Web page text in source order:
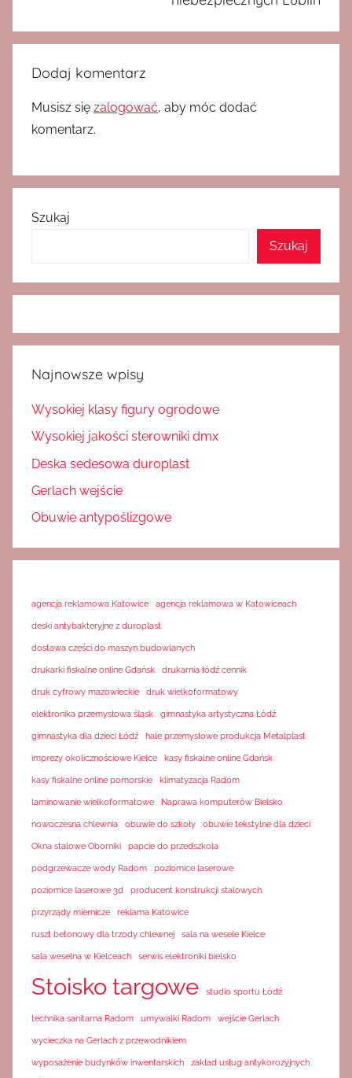
Dodaj komentarz
Musisz się zalogować, aby móc dodać
komentarz.
Szukaj
Szukaj
Najnowsze wpisy
Wysokiej klasy figury ogrodowe
Wysokiej jakości sterowniki dmx
Deska sedesowa duroplast
Gerlach wejście
Obuwie antypoślizgowe
agencja reklamowa Katowice agencja reklamowa w Katowiceach
deski antybakteryjne z duroplast
dostawa części do maszyn budowlanych
drukarki fiskalne online Gdańsk drukarnia łódź cennik
druk cyfrowy mazowieckie druk wielkoformatowy
elektronika przemysłowa śląsk gimnastyka artystyczna Łódź
gimnastyka dla dzieci Łódź hale przemysłowe produkcja Metalplast
imprezy okolicznościowe Kielce kasy fiskalne online Gdańsk
kasy fiskalne online pomorskie klimatyzacja Radom
laminowanie wielkoformatowe Naprawa komputerów Bielsko
nowoczesna chlewnia obuwie do szkoły obuwie tekstylne dla dzieci
Okna stalowe Oborniki papcie do przedszkola
podgrzewacze wody Radom poziomice laserowe
poziomice laserowe 3d producent konstrukcji stalowych
przyrządy miernicze reklama Katowice
ruszt betonowy dla trzody chlewnej sala na wesele Kielce
sala weselna w Kielceach serwis elektroniki bielsko
Stoisko targowe studio sportu Łódź
technika sanitarna Radom umywalki Radom wejście Gerlach
wycieczka na Gerlach z przewodnikiem
wyposażenie budynków inwentarskich zakład usług antykorozyjnych